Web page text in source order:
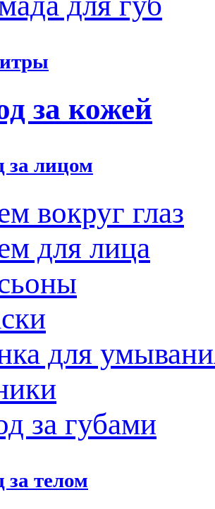
за кожей
за лицом
вокруг глаз
для лица
для
за губами
за телом